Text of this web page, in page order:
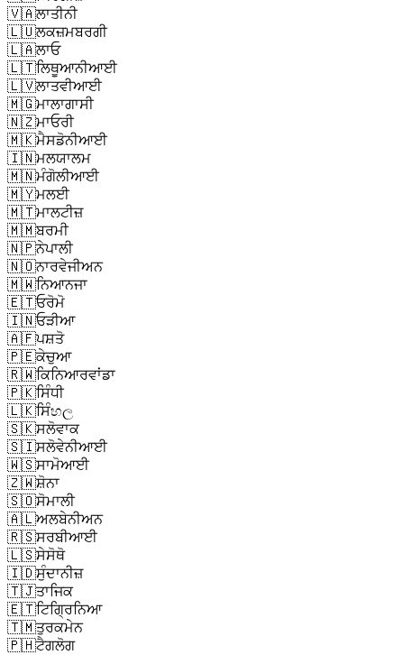
🇻🇦ਲਾਤੀਨੀ
🇱🇺ਲਕਜ਼ਮਬਰਗੀ
🇱🇦ਲਾਓ
🇱🇹ਲਿਥੂਆਨੀਆਈ
🇱🇻ਲਾਤਵੀਆਈ
🇲🇬ਮਾਲਾਗਾਸੀ
🇳🇿ਮਾਓਰੀ
🇲🇰ਮੈਸਡੋਨੀਆਈ
🇮🇳ਮਲਯਾਲਮ
🇲🇳ਮੰਗੋਲੀਆਈ
🇲🇾ਮਲਈ
🇲🇹ਮਾਲਟੀਜ਼
🇲🇲ਬਰਮੀ
🇳🇵ਨੇਪਾਲੀ
🇳🇴ਨਾਰਵੇਜੀਅਨ
🇲🇼ਨਿਆਨਜਾ
🇪🇹ਓਰੋਮੋ
🇮🇳ਓੜੀਆ
🇦🇫ਪਸ਼ਤੋ
🇵🇪ਕੇਚੁਆ
🇷🇼ਕਿਨਿਆਰਵਾਂਡਾ
🇵🇰ਸਿੰਧੀ
🇱🇰ਸਿੰහල
🇸🇰ਸਲੋਵਾਕ
🇸🇮ਸਲੋਵੇਨੀਆਈ
🇼🇸ਸਾਮੋਆਈ
🇿🇼ਸ਼ੋਨਾ
🇸🇴ਸੋਮਾਲੀ
🇦🇱ਅਲਬੇਨੀਅਨ
🇷🇸ਸਰਬੀਆਈ
🇱🇸ਸੇਸੋਥੋ
🇮🇩ਸੁੰਦਾਨੀਜ਼
🇹🇯ਤਾਜਿਕ
🇪🇹ਟਿਗ੍ਰਿਨਿਆ
🇹🇲ਤੁਰਕਮੇਨ
🇵🇭ਟੈਗਲੋਗ